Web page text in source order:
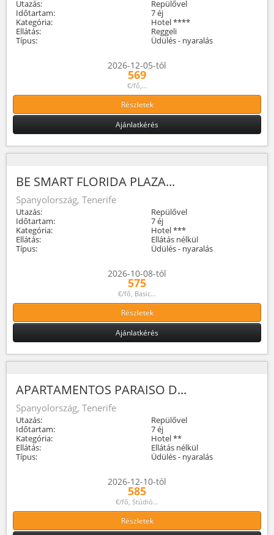
Utazás:
Repülővel
Időtartam:
7 éj
Kategória:
Hotel ****
Ellátás:
Reggeli
Típus:
Üdülés - nyaralás
2026-12-05-tól
569
€/fő,...
Részletek
Ajánlatkérés
BE SMART FLORIDA PLAZA...
Spanyolország, Tenerife
Utazás:
Repülővel
Időtartam:
7 éj
Kategória:
Hotel ***
Ellátás:
Ellátás nélkül
Típus:
Üdülés - nyaralás
2026-10-08-tól
575
€/fő, Basic...
Részletek
Ajánlatkérés
APARTAMENTOS PARAISO D...
Spanyolország, Tenerife
Utazás:
Repülővel
Időtartam:
7 éj
Kategória:
Hotel **
Ellátás:
Ellátás nélkül
Típus:
Üdülés - nyaralás
2026-12-10-tól
585
€/fő, Stúdió...
Részletek